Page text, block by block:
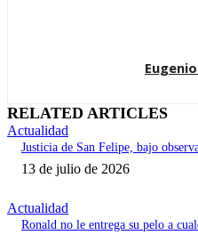
RELATED ARTICLES
Actualidad
Justicia de San Felipe, bajo
13 de julio de 2026
Actualidad
Ronald no le entrega su pelo a